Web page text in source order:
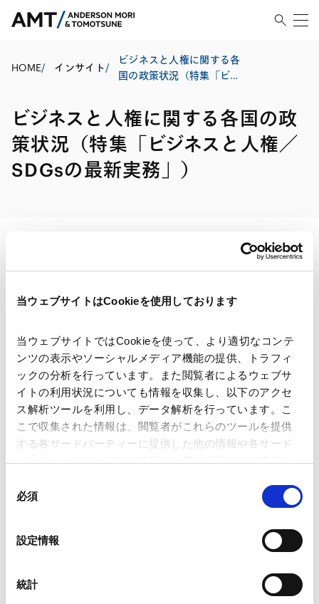
当ウェブサイトはCookieを使用しております
当ウェブサイトではCookieを使って、より適切なコンテ
ンツの表示やソーシャルメディア機能の提供、トラフィ
ックの分析を行っています。また閲覧者によるウェブサ
イトの利用状況についても情報を収集し、以下のアクセ
ス解析ツールを利用し、データ解析を行っています。こ
こで収集された情報は、閲覧者がこれらのツールを提供
する各サードパーティーに提供した他の情報や各サード
パーティーのサービスを使用した際に収集された情報と
ことがあります。
Google Analytics利用規約（
Marketo
外部サイト）
必須
設定情報
統計
HOME/ インサイト/
ビジネスと人権に関する各
国の政策状況（特集「ビジ
務」）
ビジネスと人権に関する各国の政
策状況（特集「ビジネスと人権／
SDGsの最新実務」）
印刷する
著者
関連弁護士等
田中（西内） 愛 木本 真理子 木下岳人
出版社 中央経済社
発行年月日
業務分野